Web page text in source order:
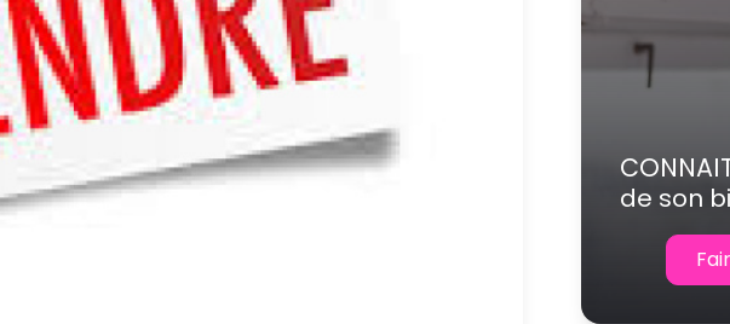
de son